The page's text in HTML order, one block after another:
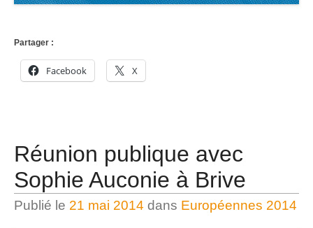
Partager :
Facebook X
Réunion publique avec
Sophie Auconie à Brive
Publié le 21 mai 2014 dans Européennes 2014